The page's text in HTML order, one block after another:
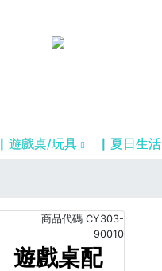
▏遊戲桌/玩具 ▏夏日生活
商品代碼 CY303-
90010
遊戲桌配